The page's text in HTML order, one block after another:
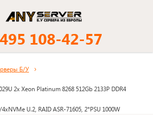
108-42-57
Б/У
2x Xeon Platinum 8268 512Gb 2133P DDR4
U.2, RAID ASR-71605, 2*PSU 1000W